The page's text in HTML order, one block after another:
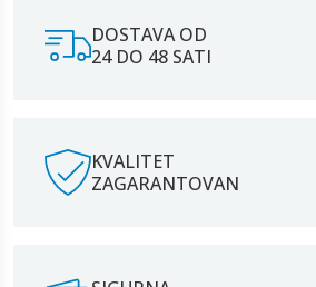
DOSTAVA OD
24 DO 48 SATI
KVALITET
ZAGARANTOVAN